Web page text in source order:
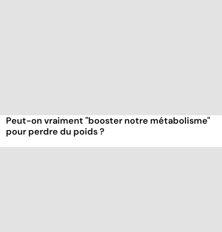
Peut-on vraiment "booster notre métabolisme"
pour perdre du poids ?